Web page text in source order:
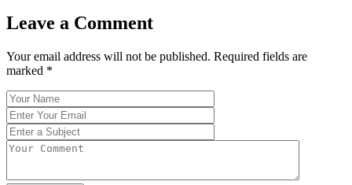
Leave a Comment
Your email address will not be published. Required fields are
marked *